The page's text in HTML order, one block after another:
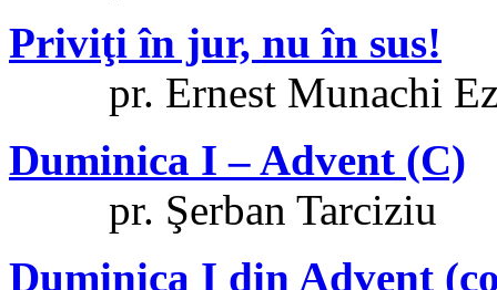
Priviţi în jur, nu în sus!
pr. Ernest Munachi
Duminica I – Advent (C)
pr. Şerban Tarciziu
Duminica I din Advent